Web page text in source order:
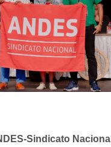
Sindicato Nacional